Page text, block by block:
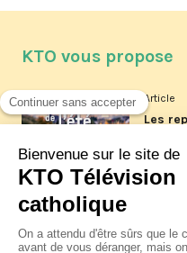
KTO vous propose
Article
Les
Article
La
jeudi 6